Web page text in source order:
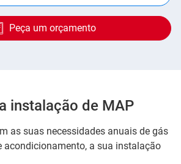
Peça um orçamento
instalação de MAP
as suas necessidades anuais de gás
acondicionamento, a sua instalação